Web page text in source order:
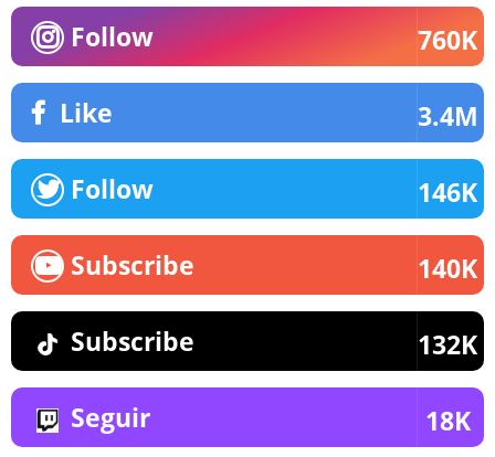
Follow 760K
Like 3.4M
Follow 146K
Subscribe 140K
Subscribe 132K
Seguir 18K